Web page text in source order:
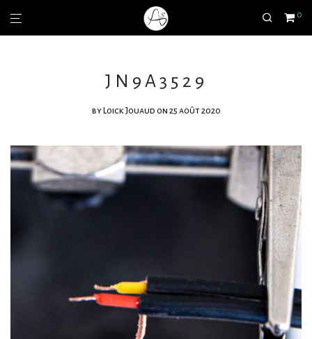
0
JN9A3529
by Loick Jouaud on 25 août 2020